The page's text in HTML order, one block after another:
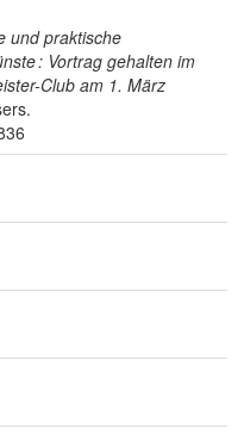
und praktische
: Vortrag gehalten im
Club am 1. März